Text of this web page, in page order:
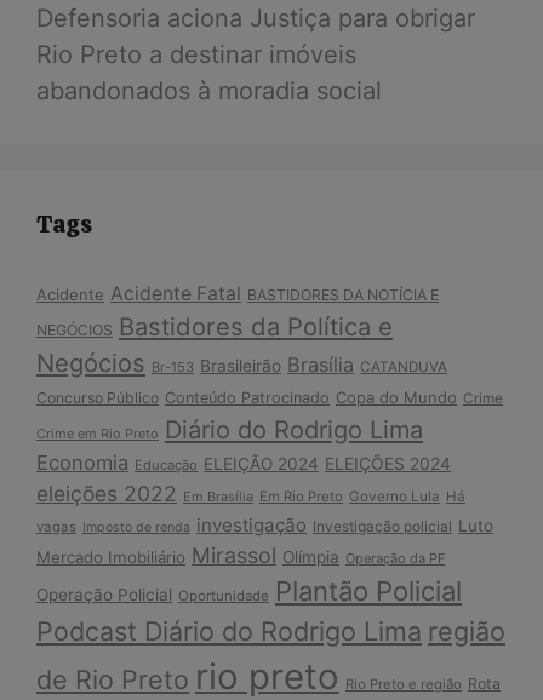
Defensoria aciona Justiça para obrigar
Rio Preto a destinar imóveis
abandonados à moradia social
Tags
Acidente Acidente Fatal
BASTIDORES DA NOTÍCIA E
NEGÓCIOS Bastidores da Política e
Negócios Br-153 Brasileirão Brasília CATANDUVA
Concurso Público Conteúdo Patrocinado Copa do Mundo Crime
Crime em Rio Preto Diário do Rodrigo Lima
Economia Educação ELEIÇÃO 2024 ELEIÇÕES 2024
eleições 2022 Em Brasília Em Rio Preto Governo Lula Há
vagas
Imposto de renda investigação Investigação policial Luto
Mercado Imobiliário Mirassol Olímpia Operação da PF
Operação Policial Oportunidade Plantão Policial
Podcast Diário do Rodrigo Lima região
de Rio Preto rio preto Rio Preto e região Rota